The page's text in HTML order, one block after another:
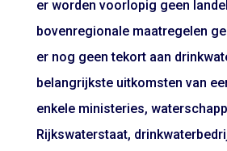
er worden voorlopig geen
bovenregionale maatregelen
er nog geen tekort aan
belangrijkste uitkomsten van
enkele ministeries,
Rijkswaterstaat,